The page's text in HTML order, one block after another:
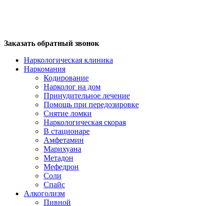
Заказать обратный звонок
Наркологическая клиника
Наркомания
Кодирование
Нарколог на дом
Принудительное лечение
Помощь при передозировке
Снятие ломки
Наркологическая скорая
В стационаре
Амфетамин
Марихуана
Метадон
Мефедрон
Соли
Спайс
Алкоголизм
Пивной